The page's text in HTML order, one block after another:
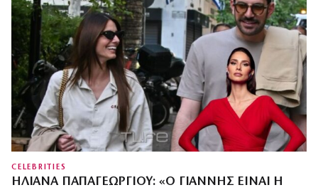
CELEBRITIES
ΗΛΙΆΝΑ ΠΑΠΑΓΕΩΡΓΊΟΥ: «Ο ΓΙΆΝΝΗΣ ΕΊΝΑΙ Η